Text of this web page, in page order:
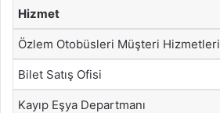
Hizmet
Özlem Otobüsleri Müşteri Hizmetleri
Bilet Satış Ofisi
Kayıp Eşya Departmanı